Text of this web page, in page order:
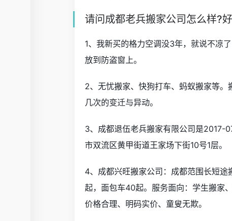
请问成都老兵搬家公司怎么样?
1、我新买的格力空调没3年，就说不凉
放到防盗窗上。
2、无忧搬家、快狗打车、蚂蚁搬家等
几次的变迁与异动。
3、成都退伍老兵搬家有限公司是2017-
市双流区黄甲街道王家场下街10号1层。
4、成都兴旺搬家公司：成都范围长短
起，面包车40起。服务面向：学生搬家
价格合理、明码实价、童叟无欺。